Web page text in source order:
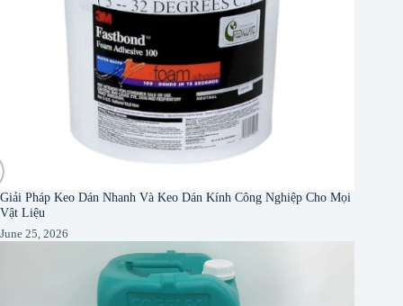
Giải Pháp Keo Dán Nhanh Và Keo Dán Kính Công Nghiệp Cho Mọi
Vật Liệu
June 25, 2026